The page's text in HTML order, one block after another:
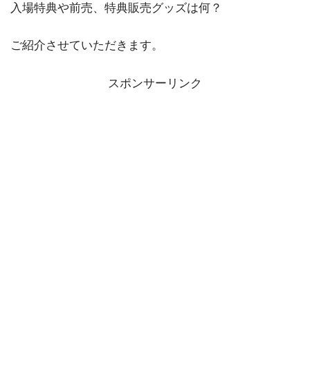
入場特典や前売、特典販売グッズは何？
ご紹介させていただきます。
スポンサーリンク